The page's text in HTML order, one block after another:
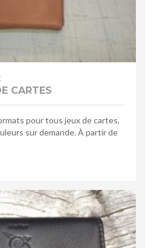
CARTES
pour tous jeux de cartes,
sur demande. À partir de